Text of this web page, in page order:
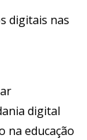
digitais nas
digital
na educação